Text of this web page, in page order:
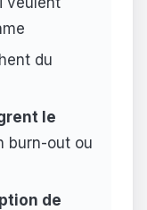
du
le
burn-out ou
de